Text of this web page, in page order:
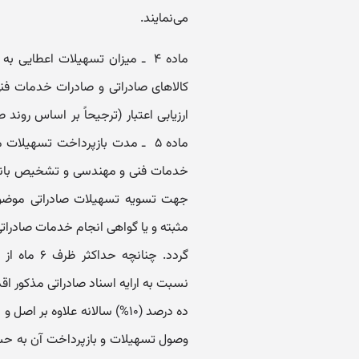
می‌نمایند.
ماده ۴ ‌ ـ‌ میزان تسهیلات
کالاهای صادراتی و صادرات
ارزیابی اعتبار (ترجیحاً بر اساس
ماده ۵ ‌ ـ‌ مدت بازپرداخت
جهت تسویه تسهیلات صادراتی
مثبته و یا گواهی انجام خدمات
گردد.
نسبت به ارایه اسناد صادراتی مذکور
و‌صول تسهیلات و بازپرداخت آن به